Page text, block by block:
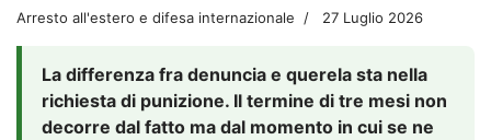
Arresto all'estero e difesa internazionale 27 Luglio 2026
La differenza fra denuncia e querela sta nella
richiesta di punizione. Il termine di tre mesi non
decorre dal fatto ma dal momento in cui se ne